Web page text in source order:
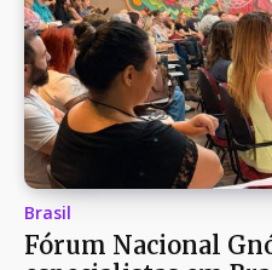
Brasil
Fórum Nacional